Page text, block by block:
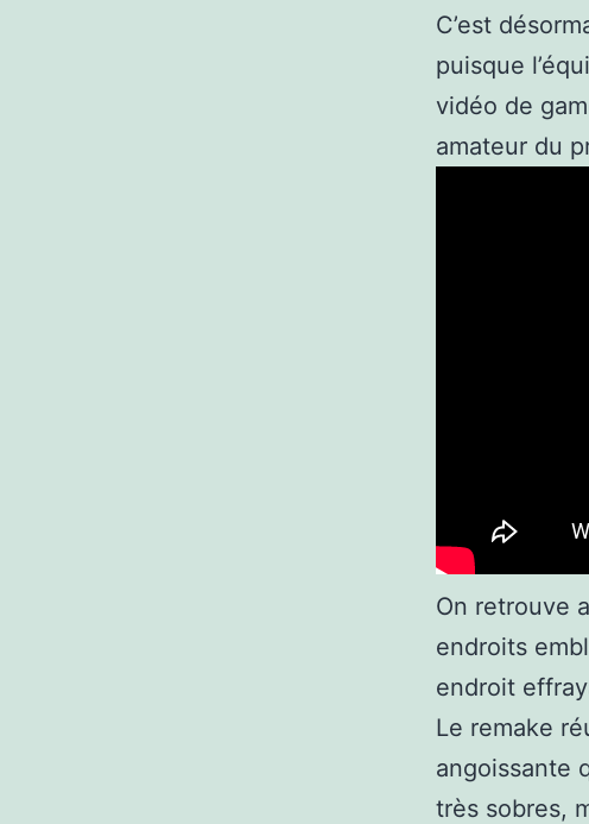
C’est
puisque
vidéo de
amateur du
On retrouve
endroits
endroit
Le remake
angoissante
très sobres,